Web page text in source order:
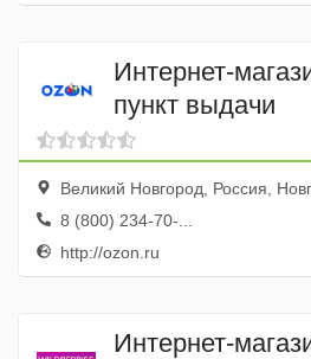
Интернет-
пункт выдачи
Великий Новгород, Россия, Новгородская область, г. Великий
8 (800) 234-70-...
http://ozon.ru
Интернет-